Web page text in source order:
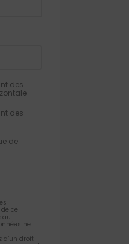
des
des
de
ce
au
ne
d’un droit